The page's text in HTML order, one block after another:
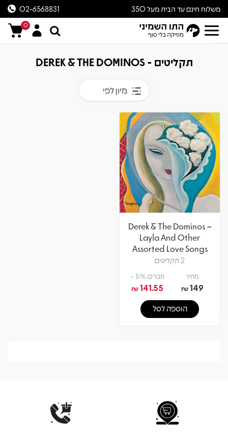
משלוח חינם עד הבית מעל 350
ש״ח
02-6568831
0
תקליטים - DEREK & THE DOMINOS
מיון לפי
Derek & The Dominos –
Layla And Other
Assorted Love Songs
2 תקליטים
מחיר
149
₪
חברים 5% -
141.55
₪
הוספה לסל